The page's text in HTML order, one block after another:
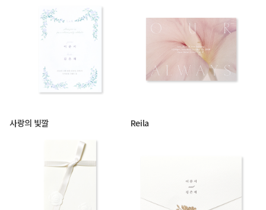
사랑의 빛깔 Reila